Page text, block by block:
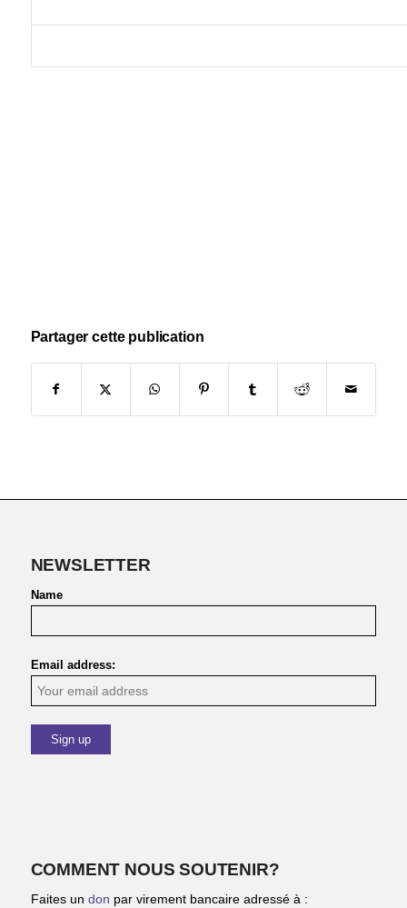
Partager cette publication
NEWSLETTER
Name
Email address:
COMMENT NOUS SOUTENIR?
Faites un don par virement bancaire adressé à :